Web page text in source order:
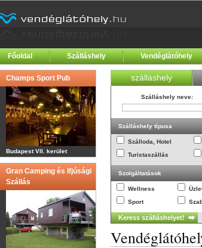
Főoldal Szálláshely Vendéglátóhely
Champs Sport Pub
Budapest VII. kerület
Gran Camping és Ifjúsági
Szállás
szálláshely
Szálláshely neve:
Szálláshely típusa
Szálloda, Hotel
Turistaszállás
Szolgáltatások
Wellness
Sport